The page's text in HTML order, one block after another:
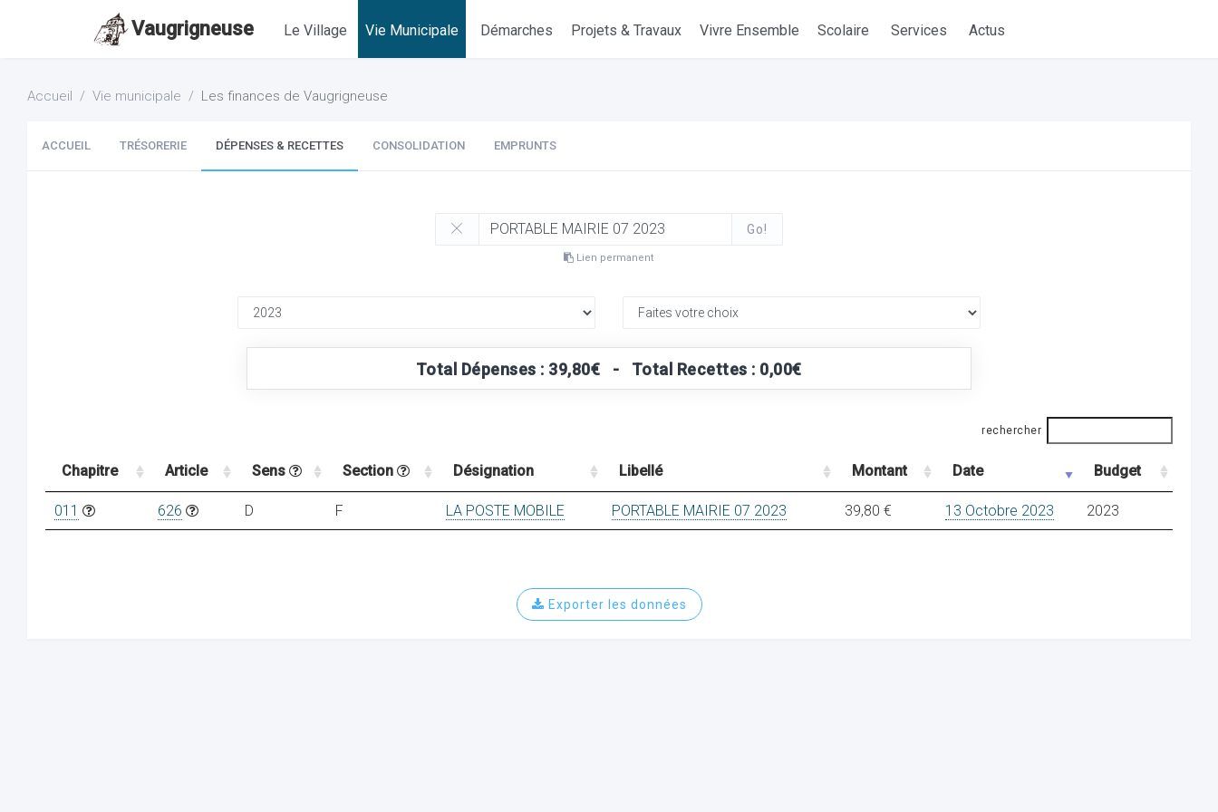
Vaugrigneuse Le Village Vie Municipale Démarches Projets & Travaux Vivre Ensemble Scolaire Services Actus
Accueil Vie municipale Les finances de Vaugrigneuse
ACCUEIL TRÉSORERIE DÉPENSES & RECETTES CONSOLIDATION EMPRUNTS
Go!
Lien permanent
Total Dépenses : 39,80€ - Total Recettes : 0,00€
rechercher
Chapitre Article Sens Section Désignation Libellé Montant Date Budget
011 626 D F LA POSTE MOBILE PORTABLE MAIRIE 07 2023 39,80 € 13 Octobre 2023 2023
Exporter les données